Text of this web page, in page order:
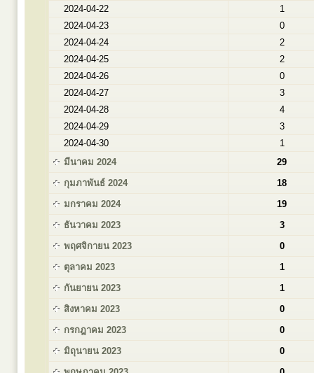
2024-04-22
1
2024-04-23
0
2024-04-24
2
2024-04-25
2
2024-04-26
0
2024-04-27
3
2024-04-28
4
2024-04-29
3
2024-04-30
1
มีนาคม 2024
29
กุมภาพันธ์ 2024
18
มกราคม 2024
19
ธันวาคม 2023
3
พฤศจิกายน 2023
0
ตุลาคม 2023
1
กันยายน 2023
1
สิงหาคม 2023
0
กรกฎาคม 2023
0
มิถุนายน 2023
0